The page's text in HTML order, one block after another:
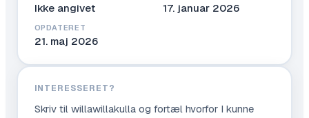
Ikke angivet 17. januar 2026
OPDATERET
21. maj 2026
INTERESSERET?
Skriv til willawillakullaog fortæl hvorfor I kunne